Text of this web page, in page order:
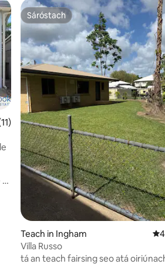
5 as 5, 11 léirmheas
Sáróstach
Sáróstach
Teach in Ingham
Villa Russo
tá an teach fairsing seo atá